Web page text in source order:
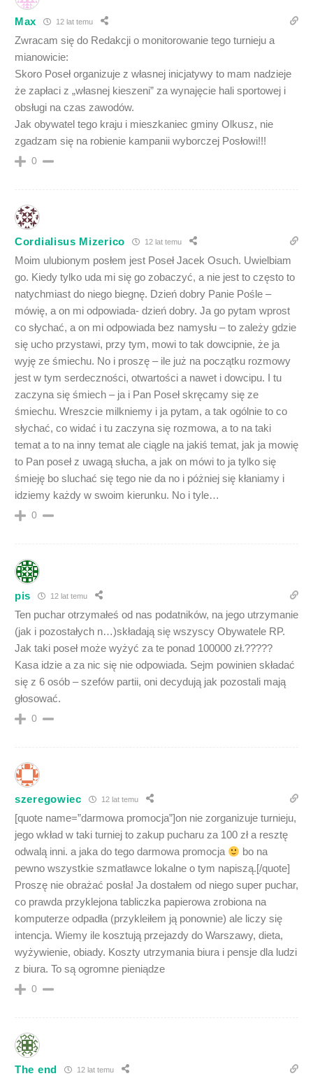
Max 12 lat temu
Zwracam się do Redakcji o monitorowanie tego turnieju a
mianowicie:
Skoro Poseł organizuje z własnej inicjatywy to mam nadzieje
że zapłaci z „własnej kieszeni” za wynajęcie hali sportowej i
obsługi na czas zawodów.
Jak obywatel tego kraju i mieszkaniec gminy Olkusz, nie
zgadzam się na robienie kampanii wyborczej Posłowi!!!
0
Cordialisus Mizerico 12 lat temu
Moim ulubionym posłem jest Poseł Jacek Osuch. Uwielbiam
go. Kiedy tylko uda mi się go zobaczyć, a nie jest to często to
natychmiast do niego biegnę. Dzień dobry Panie Pośle –
mówię, a on mi odpowiada- dzień dobry. Ja go pytam wprost
co słychać, a on mi odpowiada bez namysłu – to zależy gdzie
się ucho przystawi, przy tym, mowi to tak dowcipnie, że ja
wyję ze śmiechu. No i proszę – ile już na początku rozmowy
jest w tym serdeczności, otwartości a nawet i dowcipu. I tu
zaczyna się śmiech – ja i Pan Poseł skręcamy się ze
śmiechu. Wreszcie milkniemy i ja pytam, a tak ogólnie to co
słychać, co widać i tu zaczyna się rozmowa, a to na taki
temat a to na inny temat ale ciągle na jakiś temat, jak ja mowię
to Pan poseł z uwagą słucha, a jak on mówi to ja tylko się
śmieję bo sluchać się tego nie da no i póżniej się kłaniamy i
idziemy każdy w swoim kierunku. No i tyle…
0
pis 12 lat temu
Ten puchar otrzymałeś od nas podatników, na jego utrzymanie
(jak i pozostałych n…)składają się wszyscy Obywatele RP.
Jak taki poseł może wyżyć za te ponad 100000 zł.?????
Kasa idzie a za nic się nie odpowiada. Sejm powinien składać
się z 6 osób – szefów partii, oni decydują jak pozostali mają
głosować.
0
szeregowiec 12 lat temu
[quote name=”darmowa promocja”]on nie zorganizuje turnieju,
jego wkład w taki turniej to zakup pucharu za 100 zł a resztę
odwalą inni. a jaka do tego darmowa promocja
bo na
pewno wszystkie szmatławce lokalne o tym napiszą.[/quote]
Proszę nie obrażać posła! Ja dostałem od niego super puchar,
co prawda przyklejona tabliczka papierowa zrobiona na
komputerze odpadła (przykleiłem ją ponownie) ale liczy się
intencja. Wiemy ile kosztują przejazdy do Warszawy, dieta,
wyżywienie, obiady. Koszty utrzymania biura i pensje dla ludzi
z biura. To są ogromne pieniądze
0
The end 12 lat temu